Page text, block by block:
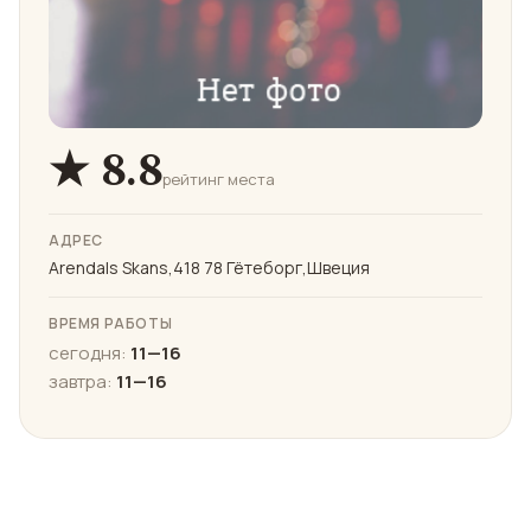
★ 8.8рейтинг места
АДРЕС
Arendals Skans,418 78 Гётеборг,Швеция
ВРЕМЯ РАБОТЫ
сегодня: 11—16
завтра: 11—16